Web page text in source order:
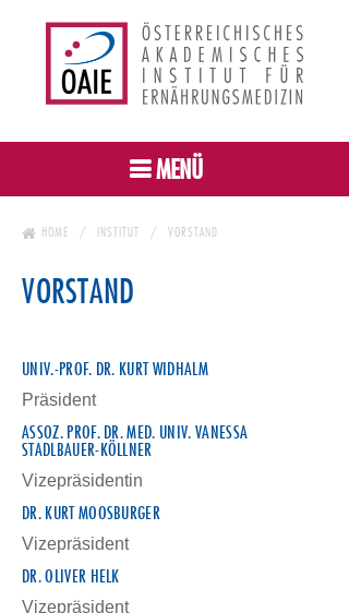
MENÜ
HOME INSTITUT VORSTAND
VORSTAND
UNIV.-PROF. DR. KURT WIDHALM
Präsident
ASSOZ. PROF. DR. MED. UNIV. VANESSA
STADLBAUER-KÖLLNER
Vizepräsidentin
DR. KURT MOOSBURGER
Vizepräsident
DR. OLIVER HELK
Vizepräsident